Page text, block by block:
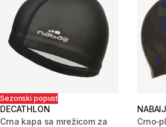
Sezonski popust
DECATHLON
Crna kapa sa mrežicom za